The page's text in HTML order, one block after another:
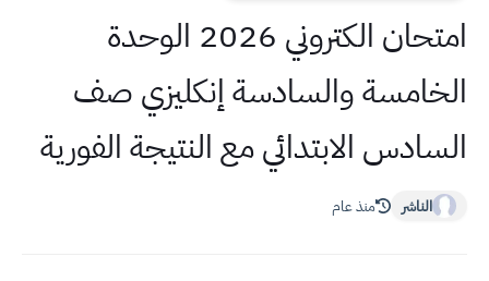
امتحان الكتروني 2026 الوحدة
الخامسة والسادسة إنكليزي صف
السادس الابتدائي مع النتيجة الفورية
الناشر منذ عام